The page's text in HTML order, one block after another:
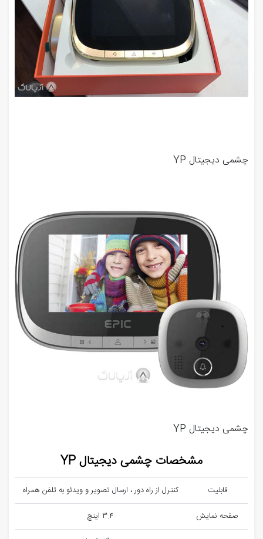
چشمی دیجیتال YP
چشمی دیجیتال YP
مشخصات چشمی دیجیتال YP
قابلیت
کنترل از راه دور ، ارسال تصویر و ویدئو به تلفن همراه
صفحه نمایش
۴.٣ اینچ